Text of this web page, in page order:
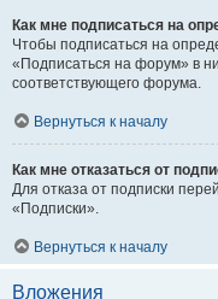
Как мне подписаться на
Чтобы подписаться на
«Подписаться на форум» в
соответствующего форума.
Вернуться к началу
Как мне отказаться от
Для отказа от подписки
«Подписки».
Вернуться к началу
Вложения